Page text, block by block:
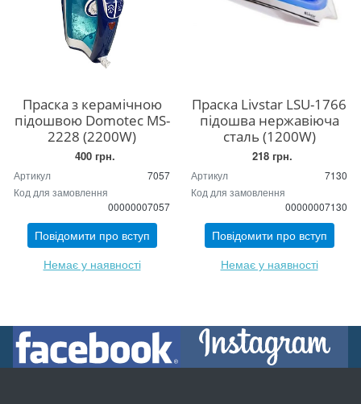
Праска з керамічною
підошвою Domotec MS-
2228 (2200W)
400 грн.
Артикул
7057
Код для замовлення
00000007057
Повідомити про вступ
Немає у наявності
Праска Livstar LSU-1766
підошва нержавіюча
сталь (1200W)
218 грн.
Артикул
7130
Код для замовлення
00000007130
Повідомити про вступ
Немає у наявності